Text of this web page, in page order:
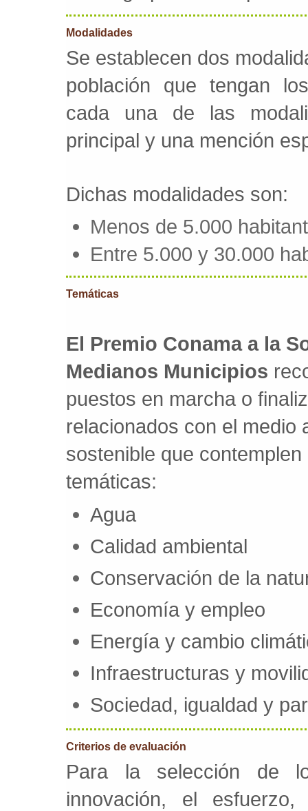
Modalidades
Se establecen dos
población que tengan
cada una de las
principal y una mención
Dichas modalidades son:
Menos de 5.000
Entre 5.000 y 30.000
Temáticas
El Premio Conama a la
Medianos Municipios
puestos en marcha o
relacionados con el medio
sostenible que
temáticas:
Agua
Calidad ambiental
Conservación de la
Economía y empleo
Energía y cambio
Infraestructuras y
Sociedad, igualdad y
Criterios de evaluación
Para la selección de
innovación, el